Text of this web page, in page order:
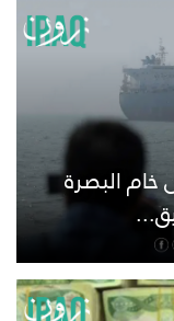
البصرة